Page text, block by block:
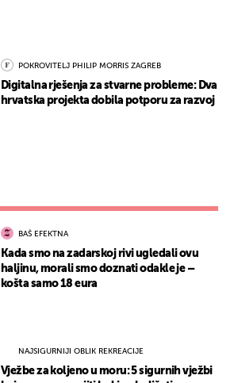
POKROVITELJ PHILIP MORRIS ZAGREB
Digitalna rješenja za stvarne probleme: Dva
hrvatska projekta dobila potporu za razvoj
BAŠ EFEKTNA
Kada smo na zadarskoj rivi ugledali ovu
haljinu, morali smo doznati odakle je –
košta samo 18 eura
NAJSIGURNIJI OBLIK REKREACIJE
Vježbe za koljeno u moru: 5 sigurnih vježbi